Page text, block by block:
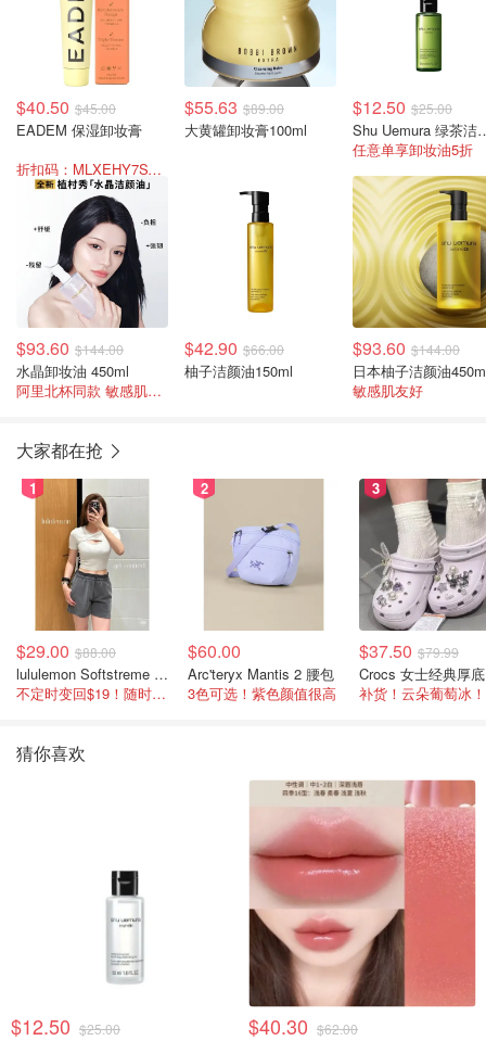
$40.50 $45.00
EADEM 保湿卸妆膏
折扣码：MLXEHY7SVFBW
$55.63 $89.00
大黄罐卸妆膏100ml
$12.50 $25.00
Shu
任意单享卸妆油5折
$93.60 $144.00
水晶卸妆油 450ml
阿里北杯同款 敏感肌推荐
$42.90 $66.00
柚子洁颜油150ml
$93.60 $144.00
日本柚子洁颜油
敏感肌友好
大家都在抢
1
$29.00 $88.00
lululemon Softstreme 女士高腰短裤 10cm
不定时变回$19！随时点进来看
2
$60.00
Arc'teryx Mantis 2 腰包
3色可选！紫色颜值很高
3
$37.50 $79.99
补货！云朵葡萄冰！
猜你喜欢
$12.50 $25.00 $40.30 $62.00